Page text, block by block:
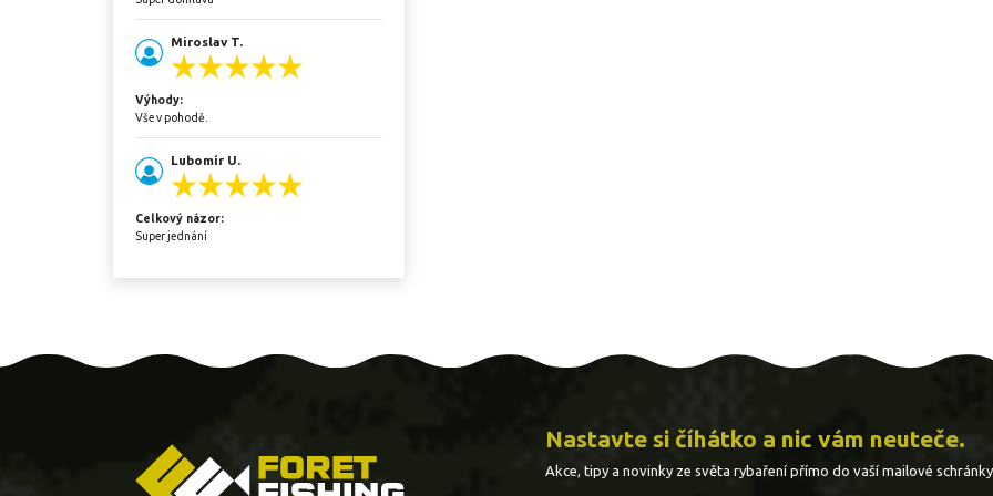
Miroslav T.
Výhody:
Vše v pohodě.
Lubomír U.
Celkový názor:
Super jednání
Nastavte si číhátko a nic vám neuteče.
Akce, tipy a novinky ze světa rybaření přímo do vaší mailové